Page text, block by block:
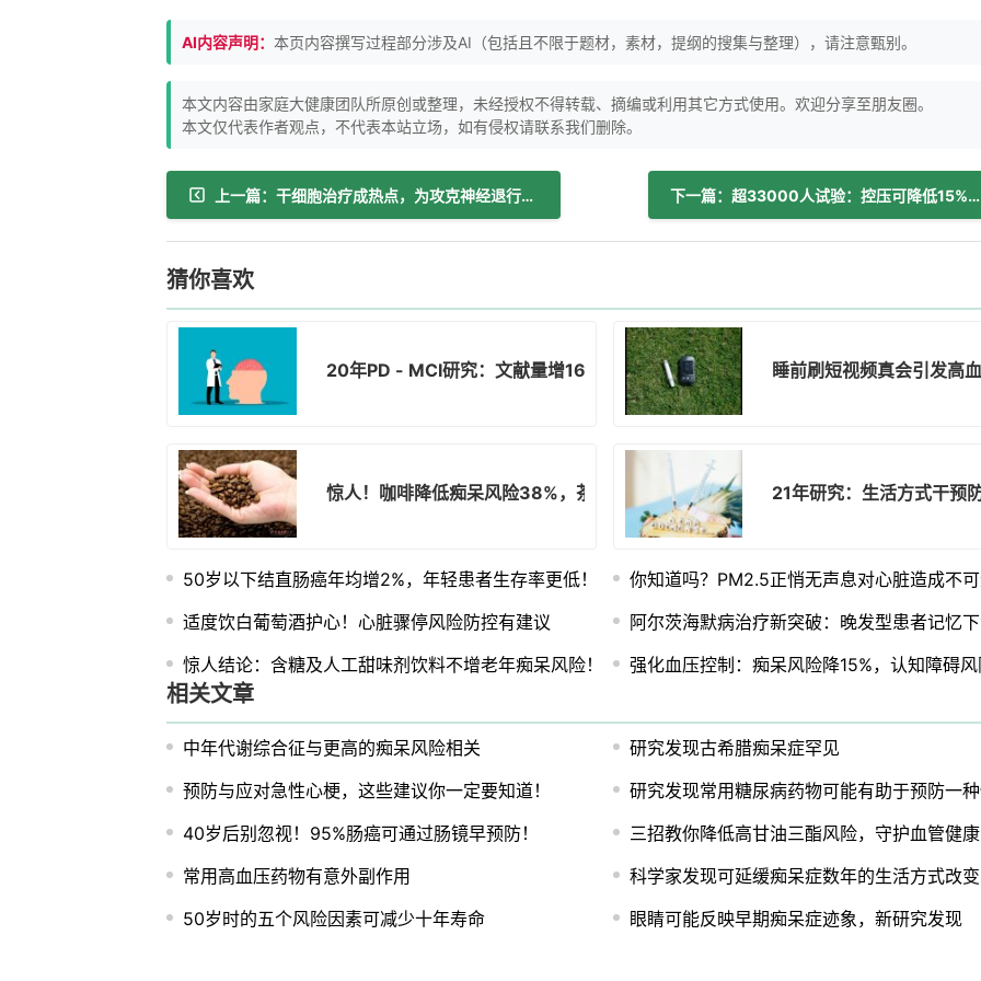
AI内容声明： 本页内容撰写过程部分涉及AI（包括且不限于题材，素材，提纲的搜集与整理），请注意甄别。
本文内容由家庭大健康团队所原创或整理，未经授权不得转载、摘编或利用其它方式使用。欢迎分享至朋友圈。
本文仅代表作者观点，不代表本站立场，如有侵权请联系我们删除。
上一篇：干细胞治疗成热点，为攻克神经退行性疾病带来曙光！ 下一篇：超33000人试验：控压可降低15%痴呆症发病风险！
猜你喜欢
20年PD - MCI研究：文献量增16倍，检测准确率达78%！睡前刷短视频真会引发高
惊人！咖啡降低痴呆风险38%，茶也有效果！ 21年研究：生活方式干预
50岁以下结直肠癌年均增2%，年轻患者生存率更低！
你知道吗？PM2.5正悄无声息对心脏造成不
适度饮白葡萄酒护心！心脏骤停风险防控有建议
阿尔茨海默病治疗新突破：晚发型患者记忆
惊人结论：含糖及人工甜味剂饮料不增老年痴呆风险！
强化血压控制：痴呆风险降15%，认知障碍
相关文章
中年代谢综合征与更高的痴呆风险相关
研究发现古希腊痴呆症罕见
预防与应对急性心梗，这些建议你一定要知道！
研究发现常用糖尿病药物可能有助于预防一
40岁后别忽视！95%肠癌可通过肠镜早预防！
三招教你降低高甘油三酯风险，守护血管健
常用高血压药物有意外副作用
科学家发现可延缓痴呆症数年的生活方式改变
50岁时的五个风险因素可减少十年寿命
眼睛可能反映早期痴呆症迹象，新研究发现